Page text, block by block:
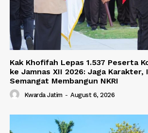
Kak Khofifah Lepas 1.537 Peserta
ke Jamnas XII 2026: Jaga
Semangat Membangun NKRI
Kwarda Jatim - August 6, 2026